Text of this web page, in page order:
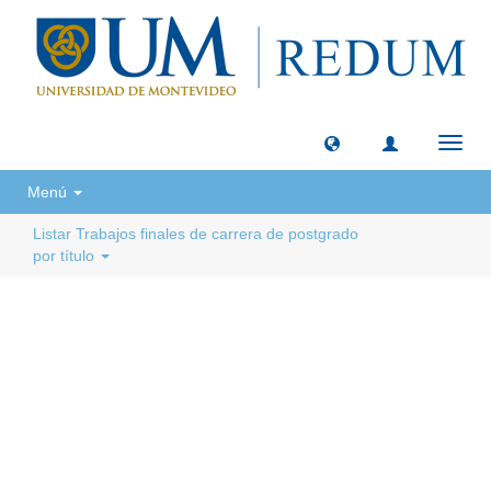
Menú
Listar Trabajos finales de carrera de postgrado
por título